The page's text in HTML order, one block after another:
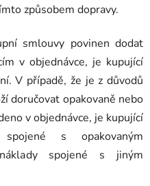
způsobem dopravy.
smlouvy povinen dodat
v objednávce, je kupující
V případě, že je z důvodů
doručovat opakovaně nebo
v objednávce, je kupující
s opakovaným
spojené s jiným